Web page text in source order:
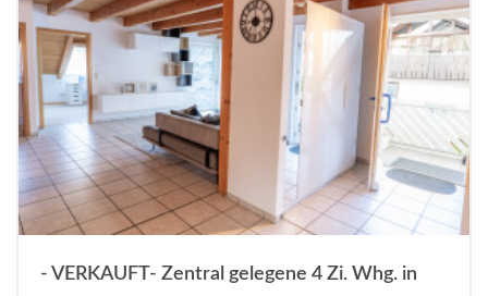
- VERKAUFT- Zentral gelegene 4 Zi. Whg. in